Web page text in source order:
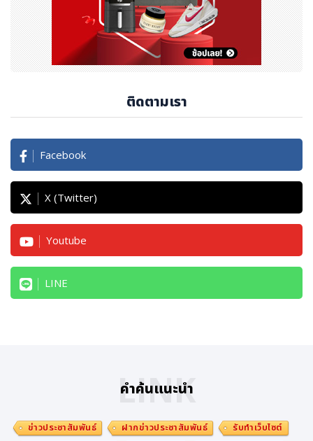
ติดตามเรา
Facebook
X (Twitter)
Youtube
LINE
คำค้นแนะนำ
LINK
ข่าวประชาสัมพันธ์ ฝากข่าวประชาสัมพันธ์
รับทำเว็บไซต์